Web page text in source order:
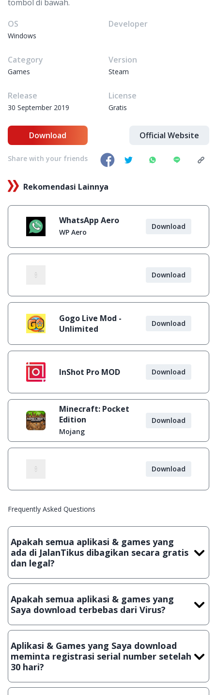
tombol di bawah.
OS
Windows
Developer
Category
Games
Version
Steam
Release
30 September 2019
License
Gratis
Download Official Website
Share with your friends
Rekomendasi Lainnya
WhatsApp Aero
WP Aero
Download
Download
Gogo Live Mod -
Unlimited
Download
InShot Pro MOD Download
Minecraft: Pocket
Edition
Mojang
Download
Download
Frequently Asked Questions
Apakah semua aplikasi & games yang
ada di JalanTikus dibagikan secara gratis
dan legal?
Ya, JalanTikus hanya membagikan aplikasi & games yang
crack, patch atau semacamnya.
Apakah semua aplikasi & games yang
Saya download terbebas dari Virus?
Ya, JalanTikus selalu melakukan scanning dengan 3 jenis
suatu aplikasi atau games, sehingga bisa dijamin 100%
terbebas dari virus.
Aplikasi & Games yang Saya download
meminta registrasi serial number setelah
30 hari?
Meskipun dibagikan secara gratis, namun ada beberapa